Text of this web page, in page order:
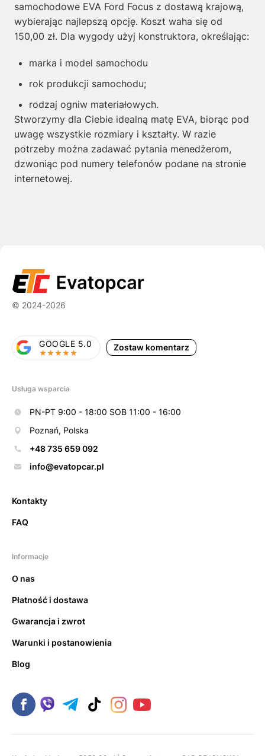
samochodowe EVA Ford Focus z dostawą krajową,
wybierając najlepszą opcję. Koszt waha się od
150,00 zł. Dla wygody użyj konstruktora, określając:
marka i model samochodu
rok produkcji samochodu;
rodzaj ogniw materiałowych.
Stworzymy dla Ciebie idealną matę EVA, biorąc pod
uwagę wszystkie rozmiary i kształty. W razie
potrzeby można zadawać pytania menedżerom,
dzwoniąc pod numery telefonów podane na stronie
internetowej.
© 2024-2026
Zostaw komentarz
GOOGLE 5.0
Usługa wsparcia
PN-PT 9:00 - 18:00 SOB 11:00 - 16:00
Poznań, Polska
+48 735 659 092
info@evatopcar.pl
Kontakty
FAQ
Informacje
O nas
Płatność i dostawa
Gwarancja i zwrot
Warunki i postanowienia
Blog